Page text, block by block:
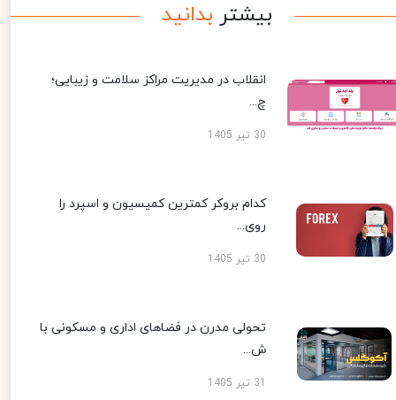
بیشتر بدانید
انقلاب در مدیریت مراکز سلامت و زیبایی؛
چ...
30 تیر 1405
کدام بروکر کمترین کمیسیون و اسپرد را
روی...
30 تیر 1405
تحولی مدرن در فضاهای اداری و مسکونی با
ش...